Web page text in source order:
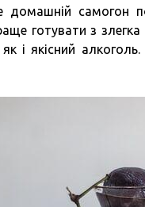
самогон
готувати з
і якісний